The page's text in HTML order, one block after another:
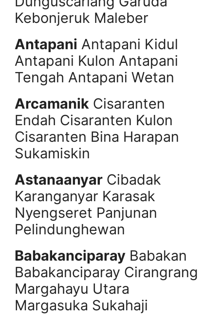
Kebonjeruk Maleber
Antapani Antapani Kidul
Antapani Kulon Antapani
Tengah Antapani Wetan
Arcamanik Cisaranten
Endah Cisaranten Kulon
Cisaranten Bina Harapan
Sukamiskin
Astanaanyar Cibadak
Karanganyar Karasak
Nyengseret Panjunan
Pelindunghewan
Babakanciparay Babakan
Babakanciparay Cirangrang
Margahayu Utara
Margasuka Sukahaji